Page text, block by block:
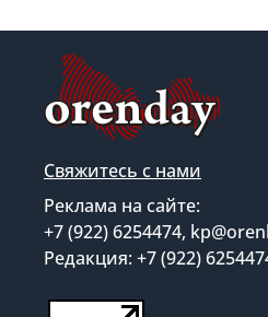
Свяжитесь с нами
Реклама на сайте:
+7 (922) 6254474,
Редакция: +7 (922)